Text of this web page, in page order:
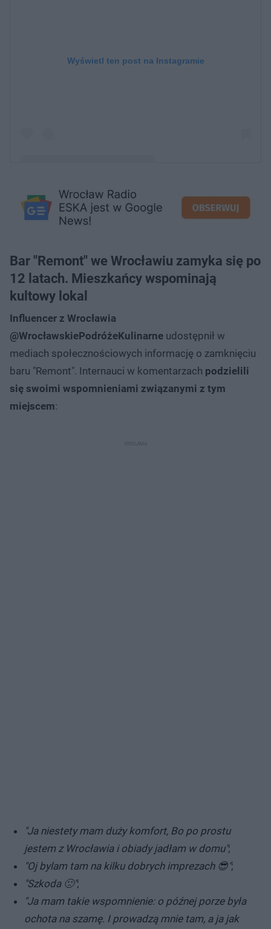
Wyświetl ten post na Instagramie
Post udostępniony przez Remont Bar
(@remont_bar_wroclaw)
Bar "Remont" we Wrocławiu zamyka się po
12 latach. Mieszkańcy wspominają
kultowy lokal
Influencer z Wrocławia
@WrocławskiePodróżeKulinarne udostępnił w
mediach społecznościowych informację o zamknięciu
baru "Remont". Internauci w komentarzach podzielili
się swoimi wspomnieniami związanymi z tym
miejscem:
"Ja niestety mam duży komfort, Bo po prostu
jestem z Wrocławia i obiady jadłam w domu";
"Oj bylam tam na kilku dobrych imprezach 😎";
"Szkoda 🙁";
"Ja mam takie wspomnienie: o późnej porze była
ochota na szamę. I prowadzą mnie tam, a ja jak